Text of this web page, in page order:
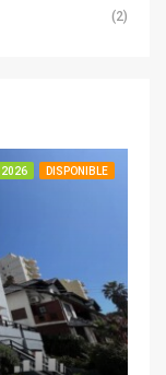
(2)
2026 DISPONIBLE